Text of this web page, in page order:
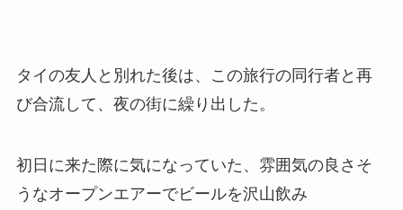
タイの友人と別れた後は、この旅行の同行者と再
び合流して、夜の街に繰り出した。
初日に来た際に気になっていた、雰囲気の良さそ
うなオープンエアーでビールを沢山飲み